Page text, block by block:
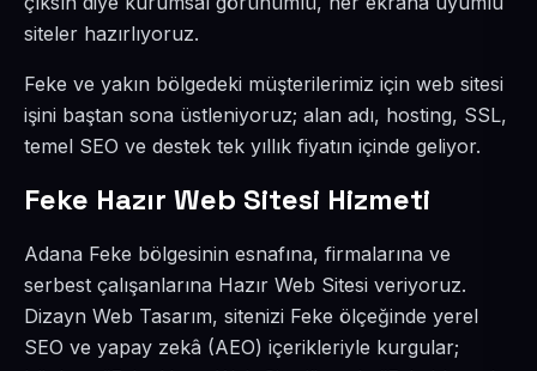
siteler hazırlıyoruz.
Feke ve yakın bölgedeki müşterilerimiz için web sitesi
işini baştan sona üstleniyoruz; alan adı, hosting, SSL,
temel SEO ve destek tek yıllık fiyatın içinde geliyor.
Feke Hazır Web Sitesi Hizmeti
Adana Feke bölgesinin esnafına, firmalarına ve
serbest çalışanlarına Hazır Web Sitesi veriyoruz.
Dizayn Web Tasarım, sitenizi Feke ölçeğinde yerel
SEO ve yapay zekâ (AEO) içerikleriyle kurgular;